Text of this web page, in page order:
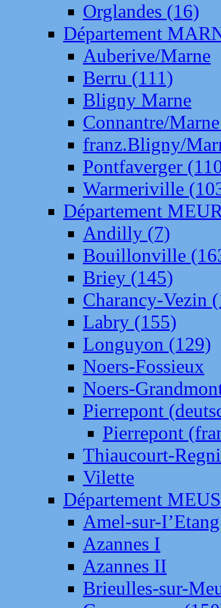
Orglandes (16)
Département
Auberive/Marne
Berru (111)
Bligny Marne
Connantre/
franz.Bligny/
Pontfaverger
Warmeriville
Département
Andilly (7)
Bouillonville
Briey (145)
Charancy-Vezin
Labry (155)
Longuyon (129)
Noers-Fossieux
Noers-
Pierrepont
Pierrepont
Thiaucourt-
Vilette
Département
Amel-sur-
Azannes I
Azannes II
Brieulles-sur-